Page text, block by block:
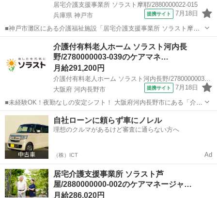
居宅介護支援事業所 ソラスト摩耶/2880000022-015
兵庫県 神戸市
提携サイト 7月18日
■神戸市灘区にある介護福祉施設「居宅介護支援事業所 ソラスト摩
耶」で主任ケアマネージャー（正社員）求人募集。 ≪未経験の方大歓
迎≫ 主任介護支援専門員の資格をお持ちであれば、居宅ケアマネの経
験がなくてもOK◎ 施設ケアマネ...
ケアマネージャー
介護付有料老人ホーム ソラスト河内長
野/2780000003-039のケアマネ…
月給291,200円
介護付有料老人ホーム ソラスト河内長野/2780000003-039
大阪府 河内長野市
提携サイト 7月18日
■未経験OK！夜勤なしの安定シフト！ 大阪府河内長野市にある「介護
付有料老人ホーム ソラスト河内長野」でケアマネージャー（計画作成
担当者）の正社員募集。 必要な時にご本人様とすぐに話すこともで
き、介護スタッフや看護師から情...
大阪 河内長野市 ケアマネージャー
自社ローンに頼らず車にノレル
理想のクルマがあるけど審査に通らない方へ
（株）ICT Ad
居宅介護支援事業所 ソラスト芦
屋/2880000000-002のケアマネージャ…
月給286,020円